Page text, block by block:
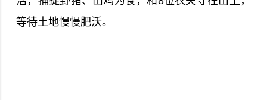
等待土地慢慢肥沃。